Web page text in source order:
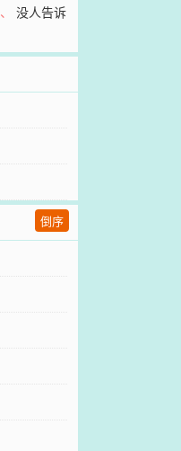
、没人告诉
倒序